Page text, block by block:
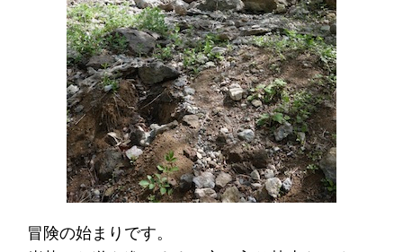
冒険の始まりです。